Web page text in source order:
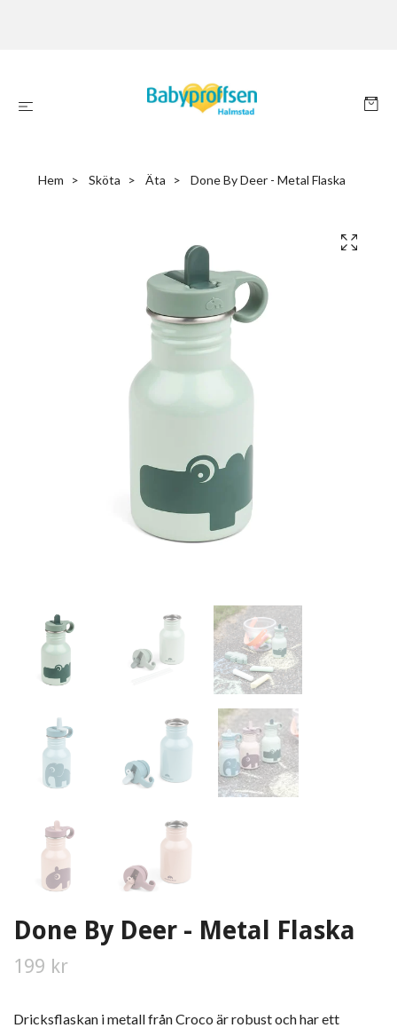
Hem Sköta Äta Done By Deer - Metal Flaska
Done By Deer - Metal Flaska
199 kr
Dricksflaskan i metall från Croco är robust och har ett